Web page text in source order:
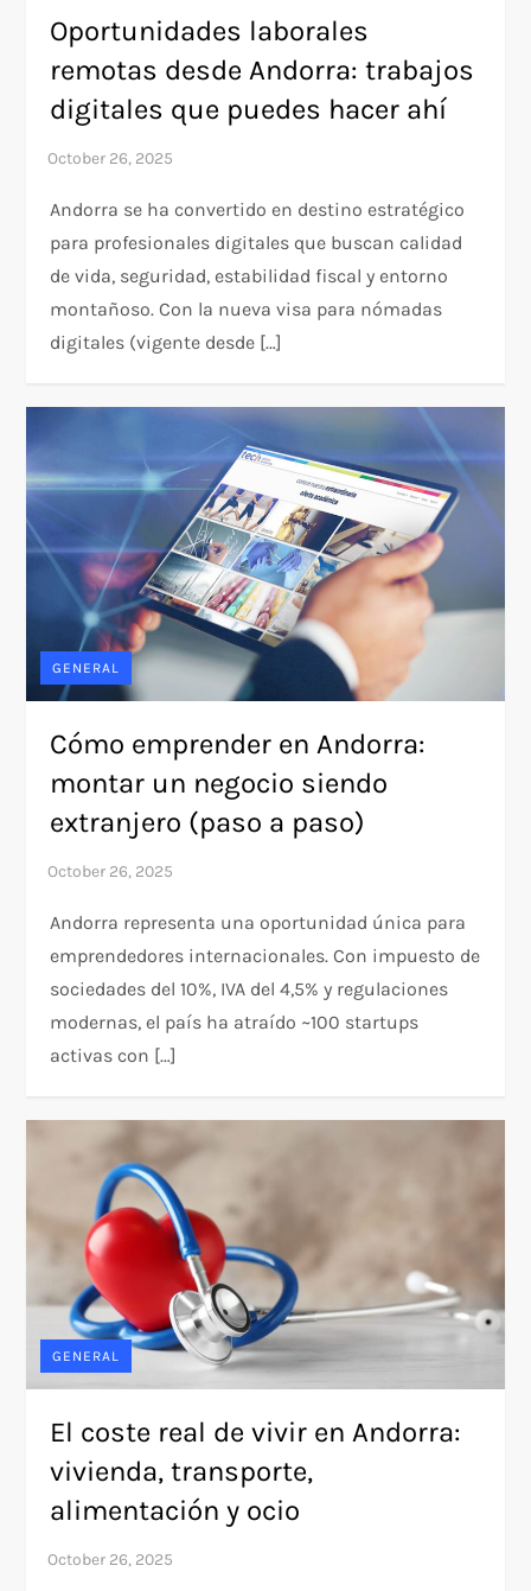
Oportunidades laborales
remotas desde Andorra: trabajos
digitales que puedes hacer ahí
Andorra se ha convertido en destino estratégico
para profesionales digitales que buscan calidad
de vida, seguridad, estabilidad fiscal y entorno
montañoso. Con la nueva visa para nómadas
digitales (vigente desde […]
GENERAL
Cómo emprender en Andorra:
montar un negocio siendo
extranjero (paso a paso)
Andorra representa una oportunidad única para
emprendedores internacionales. Con impuesto de
sociedades del 10%, IVA del 4,5% y regulaciones
modernas, el país ha atraído ~100 startups
activas con […]
GENERAL
El coste real de vivir en Andorra:
vivienda, transporte,
alimentación y ocio